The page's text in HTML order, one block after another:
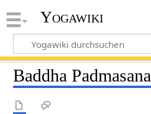
Yogawiki
Baddha Padmasana